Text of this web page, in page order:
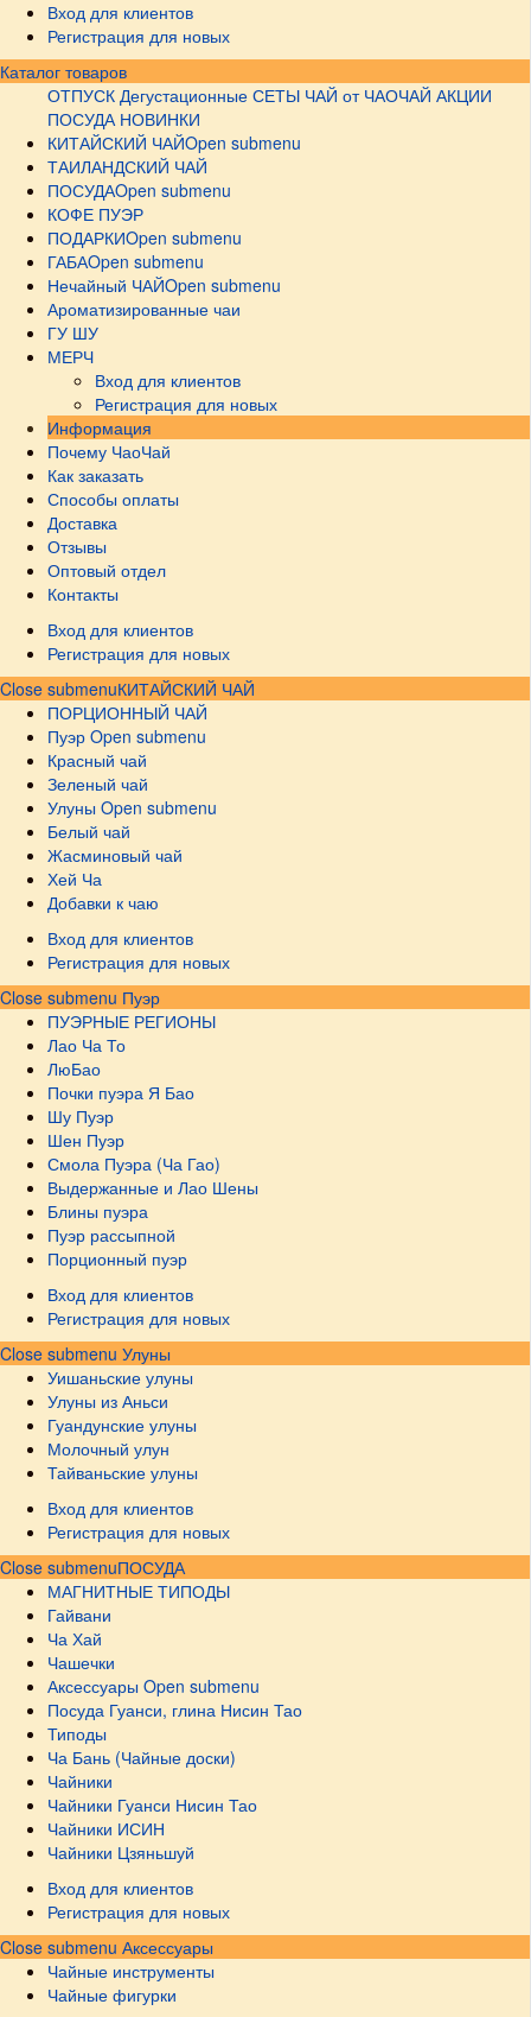
Вход для клиентов
Регистрация для новых
Каталог товаров
ОТПУСК Дегустационные СЕТЫ ЧАЙ от ЧАОЧАЙ АКЦИИ
ПОСУДА НОВИНКИ
КИТАЙСКИЙ ЧАЙOpen submenu
ТАИЛАНДСКИЙ ЧАЙ
ПОСУДАOpen submenu
КОФЕ ПУЭР
ПОДАРКИOpen submenu
ГАБАOpen submenu
Нечайный ЧАЙOpen submenu
Ароматизированные чаи
ГУ ШУ
МЕРЧ
Вход для клиентов
Регистрация для новых
Информация
Почему ЧаоЧай
Как заказать
Способы оплаты
Доставка
Отзывы
Оптовый отдел
Контакты
Вход для клиентов
Регистрация для новых
Close submenuКИТАЙСКИЙ ЧАЙ
ПОРЦИОННЫЙ ЧАЙ
Пуэр Open submenu
Красный чай
Зеленый чай
Улуны Open submenu
Белый чай
Жасминовый чай
Хей Ча
Добавки к чаю
Вход для клиентов
Регистрация для новых
Close submenu Пуэр
ПУЭРНЫЕ РЕГИОНЫ
Лао Ча То
ЛюБао
Почки пуэра Я Бао
Шу Пуэр
Шен Пуэр
Смола Пуэра (Ча Гао)
Выдержанные и Лао Шены
Блины пуэра
Пуэр рассыпной
Порционный пуэр
Вход для клиентов
Регистрация для новых
Close submenu Улуны
Уишаньские улуны
Улуны из Аньси
Гуандунские улуны
Молочный улун
Тайваньские улуны
Вход для клиентов
Регистрация для новых
Close submenuПОСУДА
МАГНИТНЫЕ ТИПОДЫ
Гайвани
Ча Хай
Чашечки
Аксессуары Open submenu
Посуда Гуанси, глина Нисин Тао
Типоды
Ча Бань (Чайные доски)
Чайники
Чайники Гуанси Нисин Тао
Чайники ИСИН
Чайники Цзяньшуй
Вход для клиентов
Регистрация для новых
Close submenu Аксессуары
Чайные инструменты
Чайные фигурки